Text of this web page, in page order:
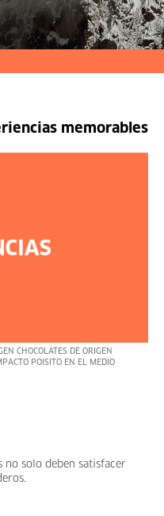
memorables
CHOCOLATES DE ORIGEN
POISITO EN EL MEDIO
no solo deben satisfacer